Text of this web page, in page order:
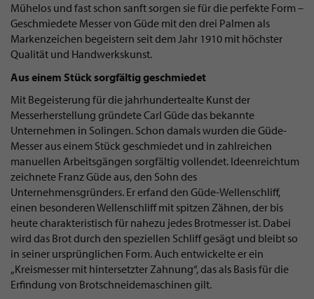
Mühelos und fast schon sanft sorgen sie für die perfekte Form –
Geschmiedete Messer von Güde mit den drei Palmen als
Markenzeichen begeistern seit dem Jahr 1910 mit höchster
Qualität und Handwerkskunst.
Aus einem Stück sorgfältig geschmiedet
Mit Begeisterung für die jahrhundertealte Kunst der
Messerherstellung gründete Carl Güde das bekannte
Unternehmen in Solingen. Schon damals wurden die Güde-
Messer aus einem Stück geschmiedet und in zahlreichen
manuellen Arbeitsgängen sorgfältig vollendet. Ideenreichtum
zeichnete Franz Güde aus, den Sohn des
Unternehmensgründers. Er erfand den Güde-Wellenschliff,
einen besonderen Wellenschliff mit spitzen Zähnen, der bis
heute charakteristisch für nahezu jedes Brotmesser ist. Dabei
wird das Brot durch den speziellen Schliff gesägt und bleibt so
in seiner ursprünglichen Form. Auch entwickelte er ein
„Kreismesser mit hintersetzter Zahnung“, das als Basis für die
Erfindung von Brotschneidemaschinen gilt.